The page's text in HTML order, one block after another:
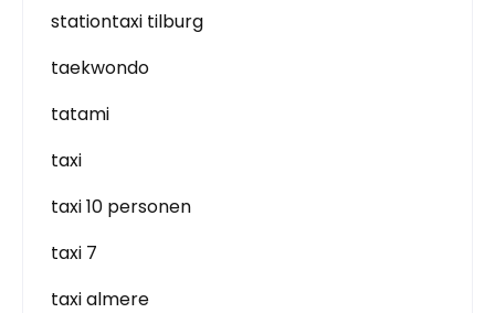
stationtaxi tilburg
taekwondo
tatami
taxi
taxi 10 personen
taxi 7
taxi almere